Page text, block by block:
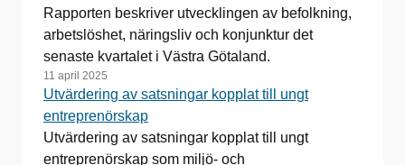
Rapporten beskriver utvecklingen av befolkning,
arbetslöshet, näringsliv och konjunktur det
senaste kvartalet i Västra Götaland.
11 april 2025
Utvärdering av satsningar kopplat till ungt
entreprenörskap
Utvärdering av satsningar kopplat till ungt
entreprenörskap som miljö- och